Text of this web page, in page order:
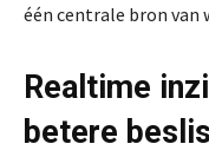
één centrale bron van
Realtime
betere